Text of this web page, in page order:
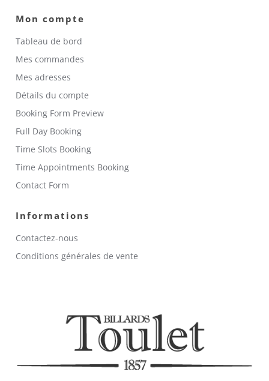
Mon compte
Tableau de bord
Mes commandes
Mes adresses
Détails du compte
Booking Form Preview
Full Day Booking
Time Slots Booking
Time Appointments Booking
Contact Form
Informations
Contactez-nous
Conditions générales de vente